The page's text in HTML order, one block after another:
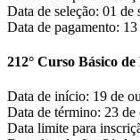
Data de seleção: 01 de
Data de pagamento: 13
212° Curso Básico
Data de início: 19 de
Data de término: 23 de
Data limite para